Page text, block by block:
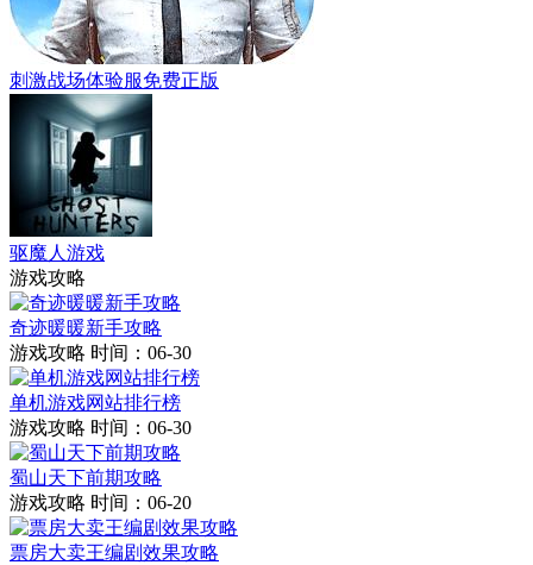
刺激战场体验服免费正版
驱魔人游戏
游戏攻略
奇迹暖暖新手攻略
游戏攻略 时间：06-30
单机游戏网站排行榜
游戏攻略 时间：06-30
蜀山天下前期攻略
游戏攻略 时间：06-20
票房大卖王编剧效果攻略